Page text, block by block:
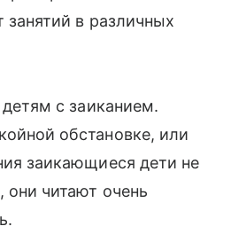
занятий в различных
с заиканием.
обстановке, или
заикающиеся дети не
они читают очень